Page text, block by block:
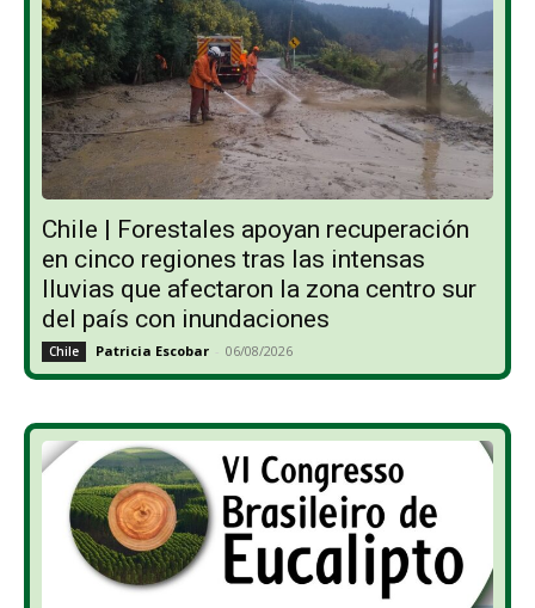
Chile | Forestales apoyan recuperación
en cinco regiones tras las intensas
lluvias que afectaron la zona centro sur
del país con inundaciones
Chile Patricia Escobar - 06/08/2026